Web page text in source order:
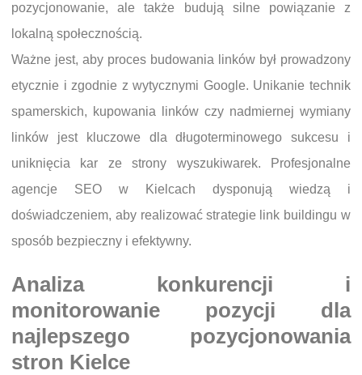
pozycjonowanie, ale także budują silne powiązanie z
lokalną społecznością.
Ważne jest, aby proces budowania linków był prowadzony
etycznie i zgodnie z wytycznymi Google. Unikanie technik
spamerskich, kupowania linków czy nadmiernej wymiany
linków jest kluczowe dla długoterminowego sukcesu i
uniknięcia kar ze strony wyszukiwarek. Profesjonalne
agencje SEO w Kielcach dysponują wiedzą i
doświadczeniem, aby realizować strategie link buildingu w
sposób bezpieczny i efektywny.
Analiza konkurencji i
monitorowanie pozycji dla
najlepszego pozycjonowania
stron Kielce